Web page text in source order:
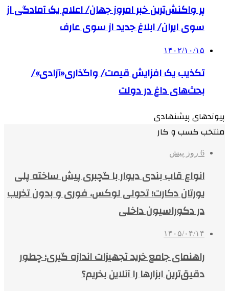
پر واکنش‌ترین خبر امروز جهان/ اعلام یک آمادگی از
سوی ایران/ ابلاغ جدید از سوی عارف
۱۴۰۲/۱۰/۱۵
تکذیب یک افزایش قیمت/ واگذاری«آزادی»/
بحث‌های داغ در دولت
پیوندهای پیشنهادی
منتخب کسب و کار
6 روز پیش
انواع قاب بندی دیوار با گچبری پیش ساخته پلی
یورتان دکارت؛ تحولی لوکس، فوری و بدون تخریب
در دکوراسیون داخلی
۱۴۰۵/۰۴/۱۴
راهنمای جامع خرید تجهیزات اندازه گیری؛ چطور
دقیق‌ترین ابزارها را آنلاین بخریم؟